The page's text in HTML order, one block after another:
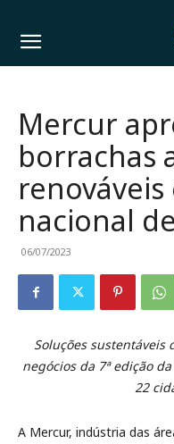
Mercur
borrachas
nacional
06/07/2023
Soluções
negócios da 7ª edição
22
A Mercur, indústria das